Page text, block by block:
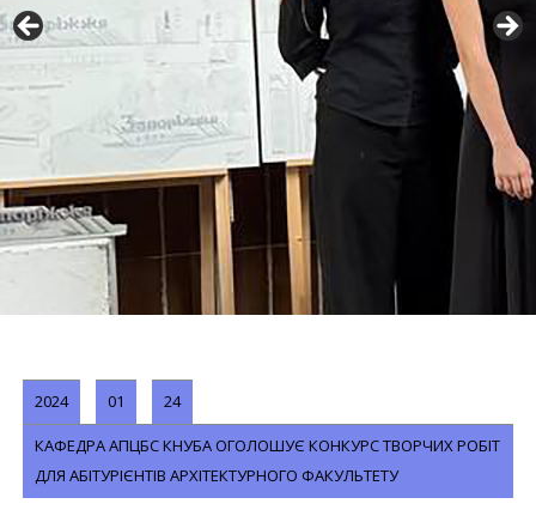
2024 01 24
КАФЕДРА АПЦБС КНУБА ОГОЛОШУЄ КОНКУРС ТВОРЧИХ РОБІТ
ДЛЯ АБІТУРІЄНТІВ АРХІТЕКТУРНОГО ФАКУЛЬТЕТУ